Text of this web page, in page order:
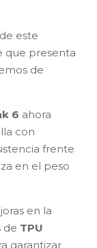
este
que presenta
de
6 ahora
con
frente
en el peso
en la
de TPU
garantizar